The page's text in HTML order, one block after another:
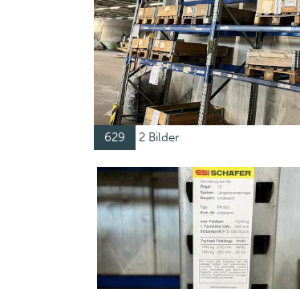
629 2 Bilder